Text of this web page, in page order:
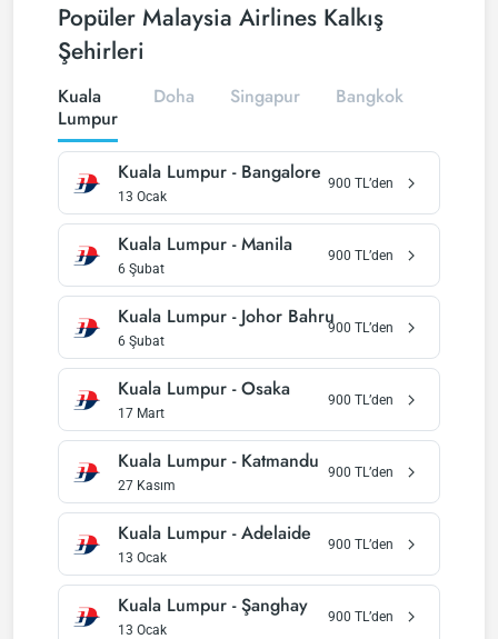
Popüler Malaysia Airlines Kalkış
Şehirleri
Kuala
Lumpur
Doha Singapur Bangkok
Kuala Lumpur - Bangalore
13 Ocak
900 TL’den
Kuala Lumpur -Manila
6 Şubat
900 TL’den
Kuala Lumpur - Johor Bahru
6 Şubat
900 TL’den
Kuala Lumpur -Osaka
17 Mart
900 TL’den
Kuala Lumpur - Katmandu
27 Kasım
900 TL’den
Kuala Lumpur -Adelaide
13 Ocak
900 TL’den
Kuala Lumpur -Şanghay
13 Ocak
900 TL’den